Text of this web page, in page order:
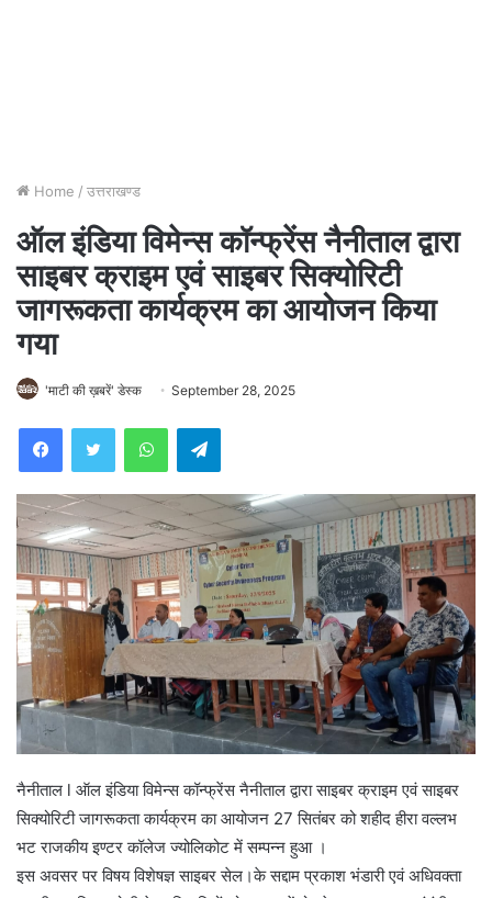
Home / उत्तराखण्ड
ऑल इंडिया विमेन्स कॉन्फ्रेंस नैनीताल द्वारा
साइबर क्राइम एवं साइबर सिक्योरिटी
जागरूकता कार्यक्रम का आयोजन किया
गया
'माटी की ख़बरें' डेस्क September 28, 2025
WhatsAppTelegram
नैनीताल l ऑल इंडिया विमेन्स कॉन्फ्रेंस नैनीताल द्वारा साइबर क्राइम एवं साइबर
सिक्योरिटी जागरूकता कार्यक्रम का आयोजन 27 सितंबर को शहीद हीरा वल्लभ
भट राजकीय इण्टर कॉलेज ज्योलिकोट में सम्पन्न हुआ ।
इस अवसर पर विषय विशेषज्ञ साइबर सेल।के सद्दाम प्रकाश भंडारी एवं अधिवक्ता